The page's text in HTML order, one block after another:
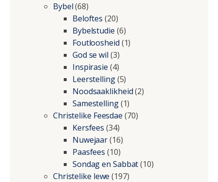
Bybel(68)
Beloftes (20)
Bybelstudie (6)
Foutloosheid (1)
God se wil (3)
Inspirasie (4)
Leerstelling(5)
Noodsaaklikheid(2)
Samestelling(1)
Christelike Feesdae (70)
Kersfees (34)
Nuwejaar(16)
Paasfees (10)
Sondag en Sabbat(10)
Christelike lewe (197)